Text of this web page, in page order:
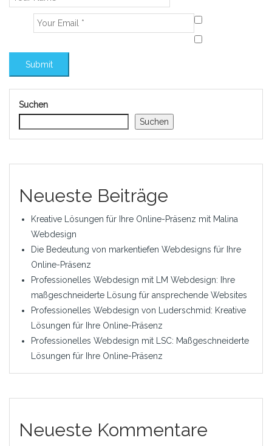
Suchen
Suchen
Neueste Beiträge
Kreative Lösungen für Ihre Online-Präsenz mit Malina
Webdesign
Die Bedeutung von markentiefen Webdesigns für Ihre
Online-Präsenz
Professionelles Webdesign mit LM Webdesign: Ihre
maßgeschneiderte Lösung für ansprechende Websites
Professionelles Webdesign von Luderschmid: Kreative
Lösungen für Ihre Online-Präsenz
Professionelles Webdesign mit LSC: Maßgeschneiderte
Lösungen für Ihre Online-Präsenz
Neueste Kommentare